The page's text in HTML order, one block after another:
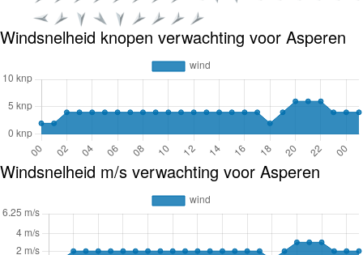
Windsnelheid knopen verwachting voor Asperen
Windsnelheid m/s verwachting voor Asperen